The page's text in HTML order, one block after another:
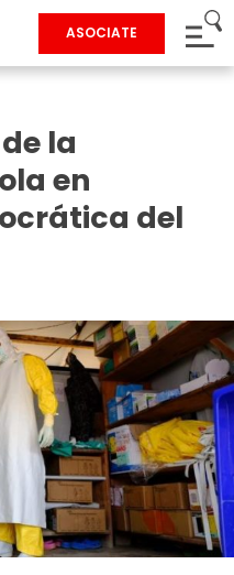
ASOCIATE
la
en
del